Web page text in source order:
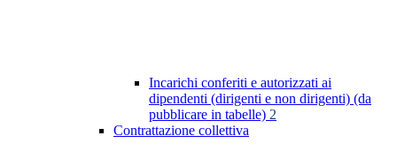
Incarichi conferiti e autorizzati ai
dipendenti (dirigenti e non dirigenti) (da
pubblicare in tabelle) 2
Contrattazione collettiva